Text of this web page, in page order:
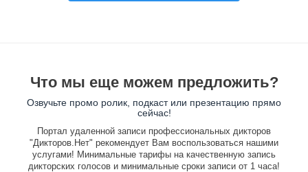
Что мы еще можем предложить?
Озвучьте промо ролик, подкаст или презентацию прямо
сейчас!
Портал удаленной записи профессиональных дикторов
"Дикторов.Нет" рекомендует Вам воспользоваться нашими
услугами! Минимальные тарифы на качественную запись
дикторских голосов и минимальные сроки записи от 1 часа!